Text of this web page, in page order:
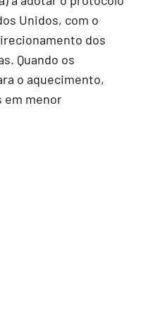
Unidos, com o
dos
Quando os
o aquecimento,
em menor